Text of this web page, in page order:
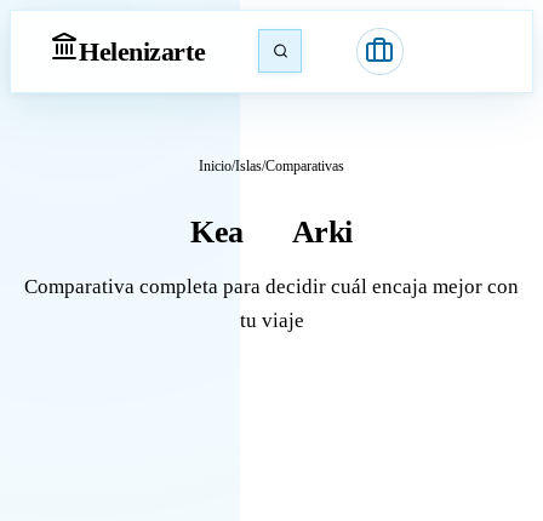
Helenizarte
Inicio/Islas/Comparativas
Kea Arki
Comparativa completa para decidir cuál encaja mejor con
tu viaje